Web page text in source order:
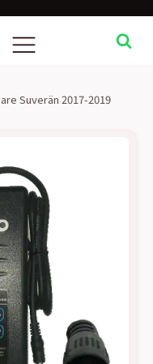
Suverän 2017-2019